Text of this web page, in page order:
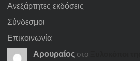
Ανεξάρτητες εκδόσεις
Σύνδεσμοι
Επικοινωνία
Αρουραίος στο